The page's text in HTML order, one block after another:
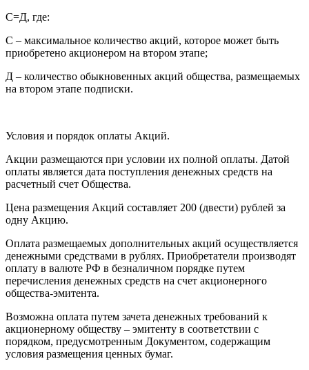
С=Д, где:
С – максимальное количество акций, которое может быть
приобретено акционером на втором этапе;
Д – количество обыкновенных акций общества, размещаемых
на втором этапе подписки.
Условия и порядок оплаты Акций.
Акции размещаются при условии их полной оплаты. Датой
оплаты является дата поступления денежных средств на
расчетный счет Общества.
Цена размещения Акций составляет 200 (двести) рублей за
одну Акцию.
Оплата размещаемых дополнительных акций осуществляется
денежными средствами в рублях. Приобретатели производят
оплату в валюте РФ в безналичном порядке путем
перечисления денежных средств на счет акционерного
общества-эмитента.
Возможна оплата путем зачета денежных требований к
акционерному обществу – эмитенту в соответствии с
порядком, предусмотренным Документом, содержащим
условия размещения ценных бумаг.